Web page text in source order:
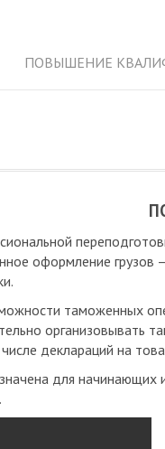
ПОВЫШЕНИЕ
оформление
таможенных
организовывать
деклараций на
для начинающих